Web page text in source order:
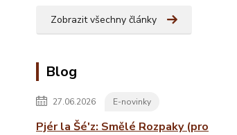
Zobrazit všechny články
Blog
27.06.2026 E-novinky
Pjér la Šé'z: Smělé Rozpaky (pro